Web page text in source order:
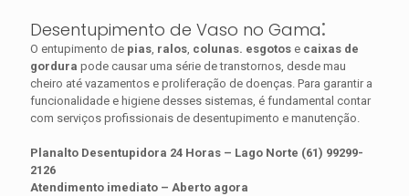
Desentupimento de Vaso no Gama:
O entupimento de pias, ralos, colunas. esgotos e caixas de
gordura pode causar uma série de transtornos, desde mau
cheiro até vazamentos e proliferação de doenças. Para garantir a
funcionalidade e higiene desses sistemas, é fundamental contar
com serviços profissionais de desentupimento e manutenção.
Planalto Desentupidora 24 Horas – Lago Norte (61) 99299-
2126
Atendimento imediato – Aberto agora